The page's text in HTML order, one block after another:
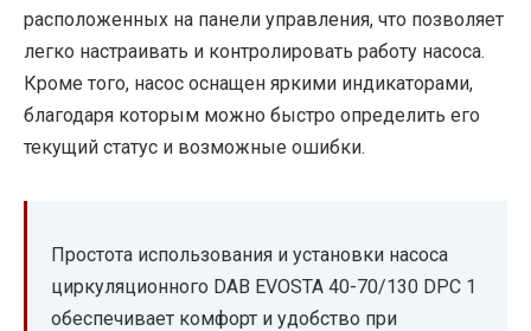
расположенных на панели управления, что позволяет
легко настраивать и контролировать работу насоса.
Кроме того, насос оснащен яркими индикаторами,
благодаря которым можно быстро определить его
текущий статус и возможные ошибки.
Простота использования и установки насоса
циркуляционного DAB EVOSTA 40-70/130 DPC 1
обеспечивает комфорт и удобство при